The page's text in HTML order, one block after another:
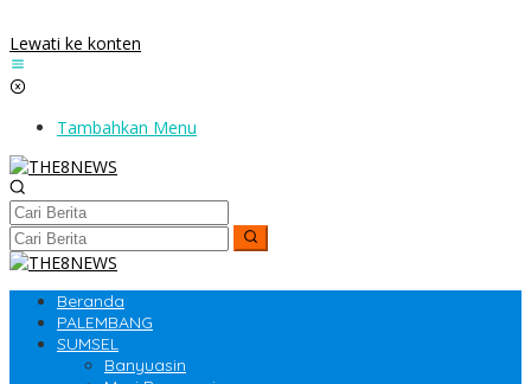
Lewati ke konten
Tambahkan Menu
Beranda
PALEMBANG
SUMSEL
Banyuasin